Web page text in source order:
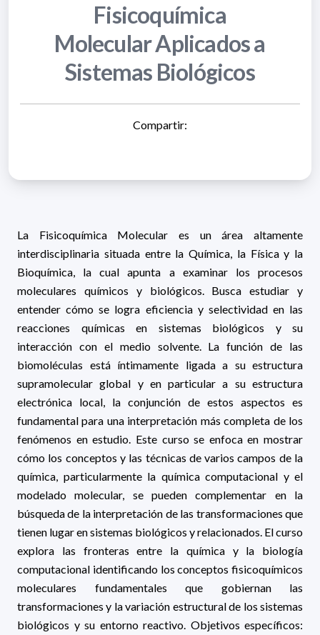
Fisicoquímica
Molecular Aplicados a
Sistemas Biológicos
Compartir:
La Fisicoquímica Molecular es un área altamente
interdisciplinaria situada entre la Química, la Física y la
Bioquímica, la cual apunta a examinar los procesos
moleculares químicos y biológicos. Busca estudiar y
entender cómo se logra eficiencia y selectividad en las
reacciones químicas en sistemas biológicos y su
interacción con el medio solvente. La función de las
biomoléculas está íntimamente ligada a su estructura
supramolecular global y en particular a su estructura
electrónica local, la conjunción de estos aspectos es
fundamental para una interpretación más completa de los
fenómenos en estudio. Este curso se enfoca en mostrar
cómo los conceptos y las técnicas de varios campos de la
química, particularmente la química computacional y el
modelado molecular, se pueden complementar en la
búsqueda de la interpretación de las transformaciones que
tienen lugar en sistemas biológicos y relacionados. El curso
explora las fronteras entre la química y la biología
computacional identificando los conceptos fisicoquímicos
moleculares fundamentales que gobiernan las
transformaciones y la variación estructural de los sistemas
biológicos y su entorno reactivo. Objetivos específicos: